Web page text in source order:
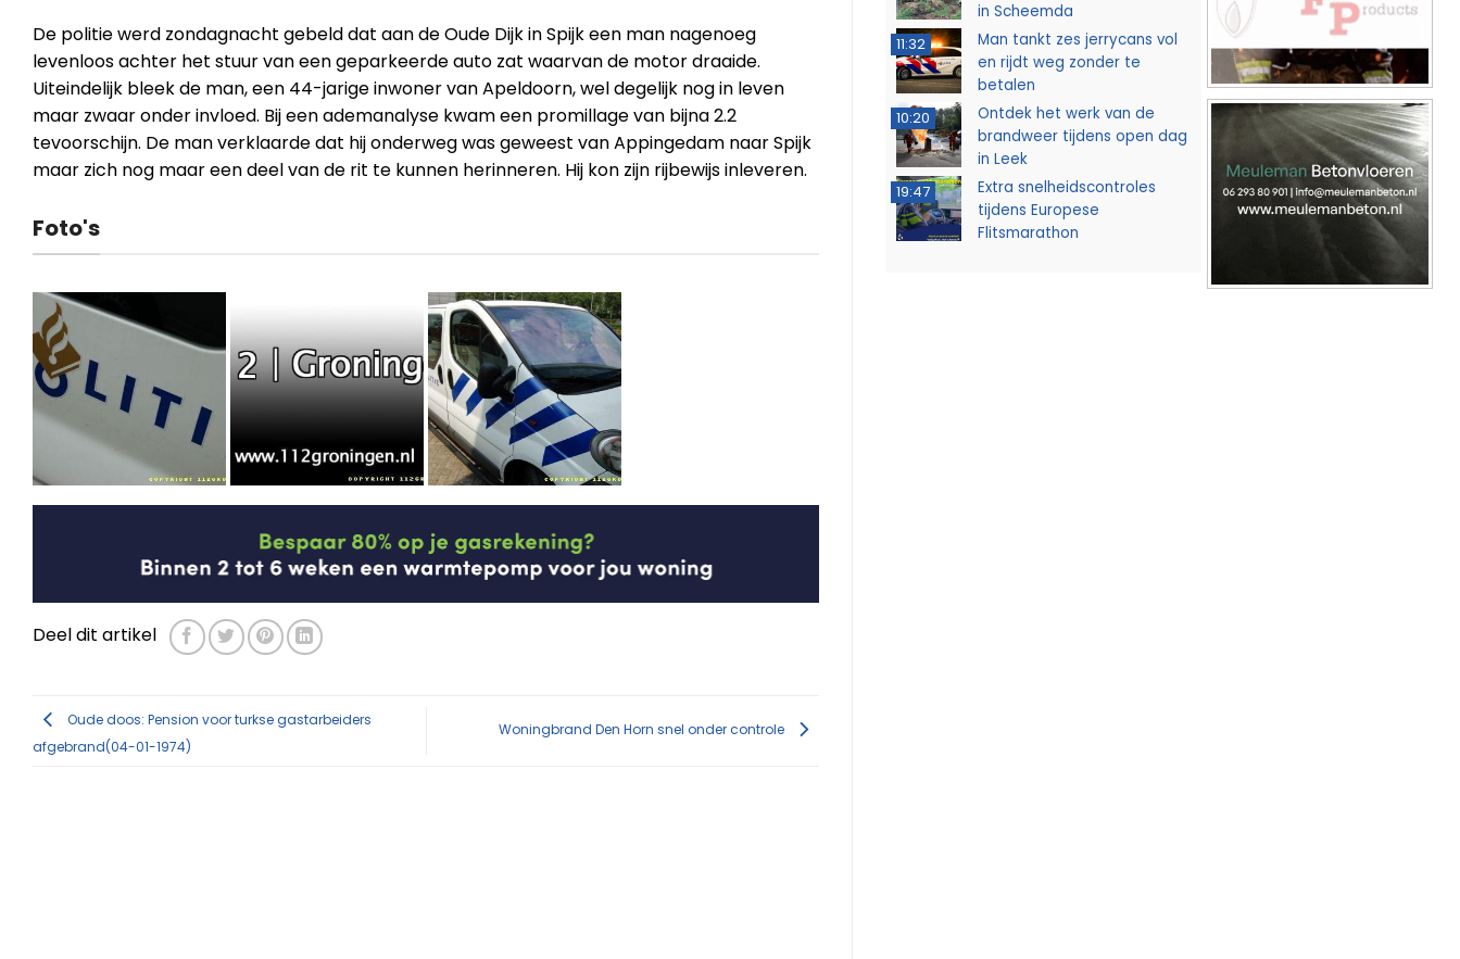
De politie werd zondagnacht gebeld dat aan de Oude Dijk in Spijk een man nagenoeg
levenloos achter het stuur van een geparkeerde auto zat waarvan de motor draaide.
Uiteindelijk bleek de man, een 44-jarige inwoner van Apeldoorn, wel degelijk nog in leven
maar zwaar onder invloed. Bij een ademanalyse kwam een promillage van bijna 2.2
tevoorschijn. De man verklaarde dat hij onderweg was geweest van Appingedam naar Spijk
maar zich nog maar een deel van de rit te kunnen herinneren. Hij kon zijn rijbewijs inleveren.
Foto's
Deel dit artikel
Oude doos: Pension voor turkse gastarbeiders
afgebrand(04-01-1974)
Woningbrand Den Horn snel onder controle
in Scheemda
11:32
Man tankt zes jerrycans vol
en rijdt weg zonder te
betalen
10:20
Ontdek het werk van de
brandweer tijdens open dag
in Leek
19:47
Extra snelheidscontroles
tijdens Europese
Flitsmarathon